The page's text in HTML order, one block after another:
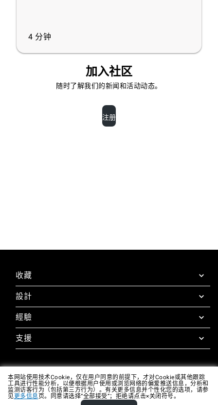
4 分钟
加入社区
随时了解我们的新闻和活动动态。
注册
收藏
SuperOven超级蒸烤箱
配件
設計
Design Concierge
Design Lounge
下载
设计画廊
經驗
超级蒸烤体验
支援
技术支持
联系方式
本网站使用技术Cookie，仅在用户同意的前提下，才对Cookie或其他跟踪
工具进行性能分析，以便根据用户使用或浏览网络的偏爱推送信息，分析和
监测访客行为（包括第三方行为）。有关更多信息并个性化您的选项，请参
见更多信息 页。同意请选择“全部接受”；拒绝请点击×关闭符号。